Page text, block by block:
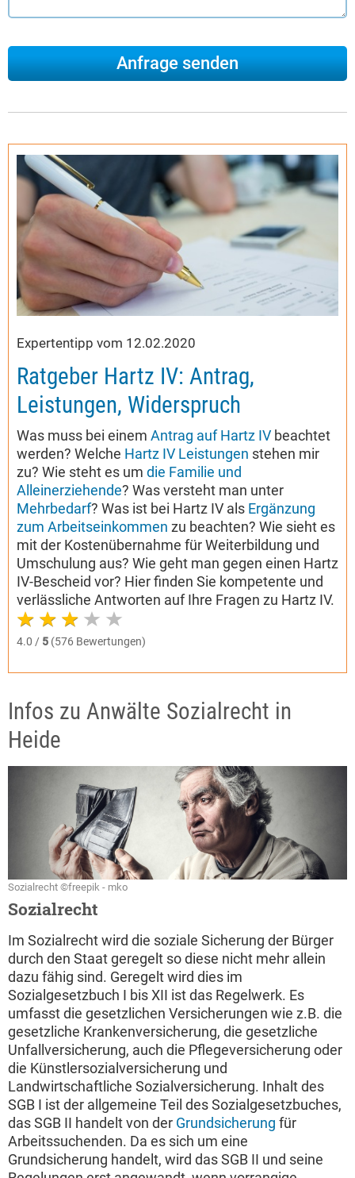
Expertentipp vom 12.02.2020
Ratgeber Hartz IV: Antrag,
Leistungen, Widerspruch
Was muss bei einem Antrag auf Hartz IV beachtet
werden? Welche Hartz IV Leistungen stehen mir
zu? Wie steht es um die Familie und
Alleinerziehende? Was versteht man unter
Mehrbedarf? Was ist bei Hartz IV als Ergänzung
zum Arbeitseinkommen zu beachten? Wie sieht es
mit der Kostenübernahme für Weiterbildung und
Umschulung aus? Wie geht man gegen einen Hartz
IV-Bescheid vor? Hier finden Sie kompetente und
verlässliche Antworten auf Ihre Fragen zu Hartz IV.
4.0 / 5 (576 Bewertungen)
Infos zu Anwälte Sozialrecht in
Heide
Sozialrecht ©freepik - mko
Sozialrecht
Im Sozialrecht wird die soziale Sicherung der Bürger
durch den Staat geregelt so diese nicht mehr allein
dazu fähig sind. Geregelt wird dies im
Sozialgesetzbuch I bis XII ist das Regelwerk. Es
umfasst die gesetzlichen Versicherungen wie z.B. die
gesetzliche Krankenversicherung, die gesetzliche
Unfallversicherung, auch die Pflegeversicherung oder
die Künstlersozialversicherung und
Landwirtschaftliche Sozialversicherung. Inhalt des
SGB I ist der allgemeine Teil des Sozialgesetzbuches,
das SGB II handelt von der Grundsicherung für
Arbeitssuchenden. Da es sich um eine
Grundsicherung handelt, wird das SGB II und seine